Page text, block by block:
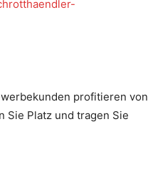
profitieren von
Sie Platz und tragen Sie